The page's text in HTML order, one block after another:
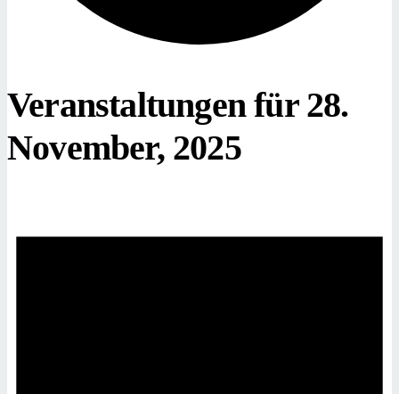
Veranstaltungen für 28.
November, 2025